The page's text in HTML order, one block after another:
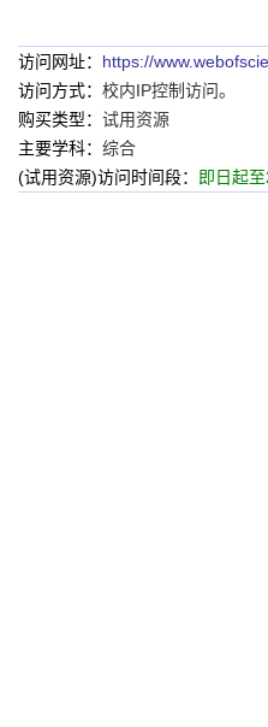
访问网址： https://
访问方式： 校内IP控制访问。
购买类型： 试用资源
主要学科： 综合
(试用资源)访问时间段：
即日起